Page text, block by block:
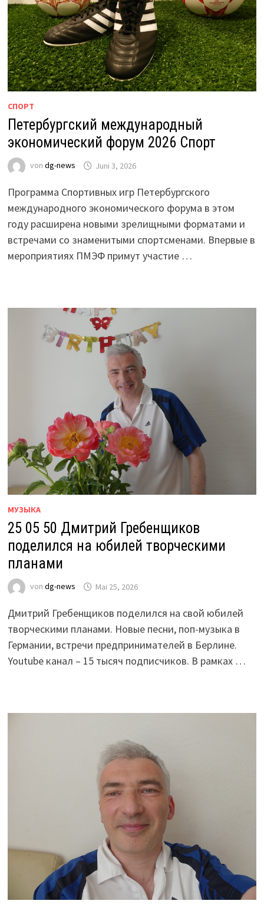
СПОРТ
Петербургский международный
экономический форум 2026 Спорт
von dg-news Juni 3, 2026
Программа Спортивных игр Петербургского
международного экономического форума в этом
году расширена новыми зрелищными форматами и
встречами со знаменитыми спортсменами. Впервые в
мероприятиях ПМЭФ примут участие …
МУЗЫКА
25 05 50 Дмитрий Гребенщиков
поделился на юбилей творческими
планами
von dg-news Mai 25, 2026
Дмитрий Гребенщиков поделился на свой юбилей
творческими планами. Новые песни, поп-музыка в
Германии, встречи предпринимателей в Берлине.
Youtube канал – 15 тысяч подписчиков. В рамках …